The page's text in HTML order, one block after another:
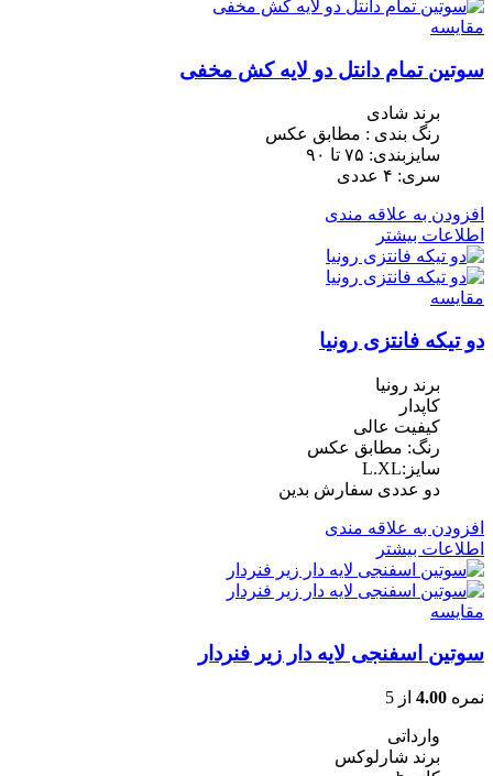
مقایسه
سوتین تمام دانتل دو لایه کش مخفی
برند شادی
رنگ بندی : مطابق عکس
سایزبندی: ٧۵ تا ٩٠
سری: ۴ عددی
افزودن به علاقه مندی
اطلاعات بیشتر
مقایسه
دو تیکه فانتزی رونیا
برند رونیا
کاپدار
کیفیت عالی
رنگ: مطابق عکس
سایز:L.XL
دو عددی سفارش بدین
افزودن به علاقه مندی
اطلاعات بیشتر
مقایسه
سوتین اسفنجی لایه دار زیر فنردار
نمره 4.00 از 5
وارداتی
برند شارلوکس